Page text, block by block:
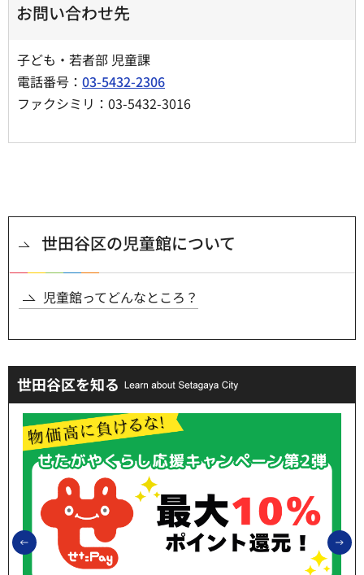
お問い合わせ先
子ども・若者部 児童課
電話番号： 03-5432-2306
ファクシミリ：03-5432-3016
世田谷区の児童館について
児童館ってどんなところ？
世田谷区を知る
前のスライドを表示